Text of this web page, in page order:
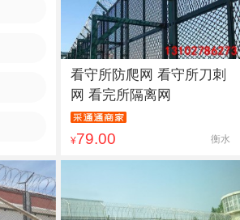
看守所防爬网 看守所刀刺
网 看完所隔离网
¥79.00 衡水